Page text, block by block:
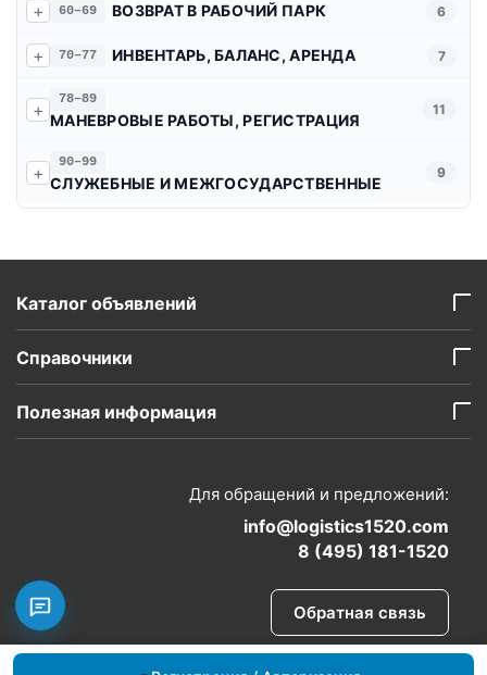
60–69 ВОЗВРАТ В РАБОЧИЙ ПАРК 6
70–77 ИНВЕНТАРЬ, БАЛАНС, АРЕНДА 7
78–89
МАНЕВРОВЫЕ РАБОТЫ, РЕГИСТРАЦИЯ
11
90–99
СЛУЖЕБНЫЕ И МЕЖГОСУДАРСТВЕННЫЕ
9
Каталог объявлений
Справочники
Полезная информация
Для обращений и предложений:
info@logistics1520.com
8 (495) 181-1520
Обратная связь